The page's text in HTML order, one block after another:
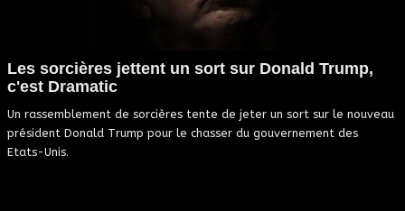
Les sorcières jettent un sort sur Donald Trump,
c'est Dramatic
Un rassemblement de sorcières tente de jeter un sort sur le nouveau
président Donald Trump pour le chasser du gouvernement des
Etats-Unis.